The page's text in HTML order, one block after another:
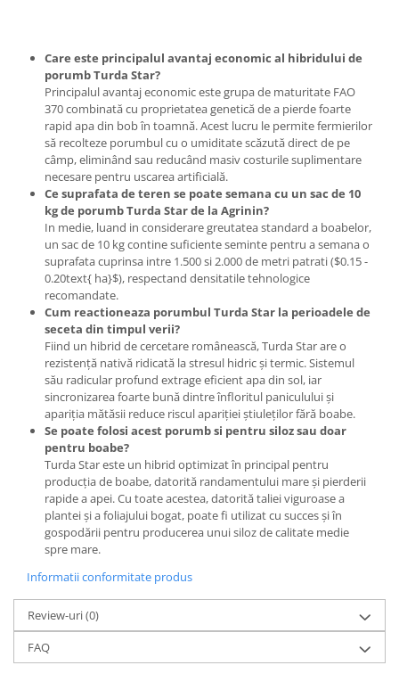
Produse Bricolaj
Acumulatori si Incarcatoare
Baros / Ciocan / Topor
Burghie
Cantare
Centuri/chingi
Chei fixe
Cleste
Colier / Faseta
Consumabile motofierastrau
drujba
Demarouri drujba
Discuri debitare
Discuri motocoasa
Diverse
Feronerie si accesorii
Fierastraie manuale
Fire motocoasa
Flexuri si Polizoare
Gresor / Decalimetru
Hranitoare/ Adapatoare
Lama motofierastrau / drujba
Lant motofierastrau / drujba
Care este principalul avantaj economic al hibridului de
porumb Turda Star?
Principalul avantaj economic este grupa de maturitate FAO
370 combinată cu proprietatea genetică de a pierde foarte
rapid apa din bob în toamnă. Acest lucru le permite fermierilor
să recolteze porumbul cu o umiditate scăzută direct de pe
câmp, eliminând sau reducând masiv costurile suplimentare
necesare pentru uscarea artificială.
Ce suprafata de teren se poate semana cu un sac de 10
kg de porumb Turda Star de la Agrinin?
In medie, luand in considerare greutatea standard a boabelor,
un sac de 10 kg contine suficiente seminte pentru a semana o
suprafata cuprinsa intre 1.500 si 2.000 de metri patrati ($0.15 -
0.20text{ ha}$), respectand densitatile tehnologice
recomandate.
Cum reactioneaza porumbul Turda Star la perioadele de
seceta din timpul verii?
Fiind un hibrid de cercetare românească, Turda Star are o
rezistență nativă ridicată la stresul hidric și termic. Sistemul
său radicular profund extrage eficient apa din sol, iar
sincronizarea foarte bună dintre înfloritul paniculului și
apariția mătăsii reduce riscul apariției știuleților fără boabe.
Se poate folosi acest porumb si pentru siloz sau doar
pentru boabe?
Turda Star este un hibrid optimizat în principal pentru
producția de boabe, datorită randamentului mare și pierderii
rapide a apei. Cu toate acestea, datorită taliei viguroase a
plantei și a foliajului bogat, poate fi utilizat cu succes și în
gospodării pentru producerea unui siloz de calitate medie
spre mare.
Informatii conformitate produs
Review-uri(0)
FAQ